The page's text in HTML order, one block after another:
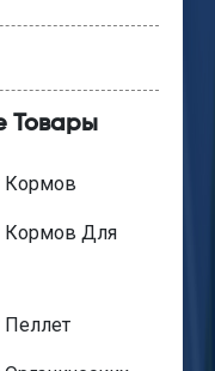
Товары
Кормов
Кормов Для